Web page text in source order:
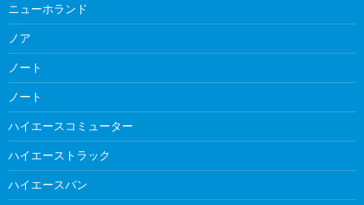
ニューホランド
ノア
ノート
ノート
ハイエースコミューター
ハイエーストラック
ハイエースバン